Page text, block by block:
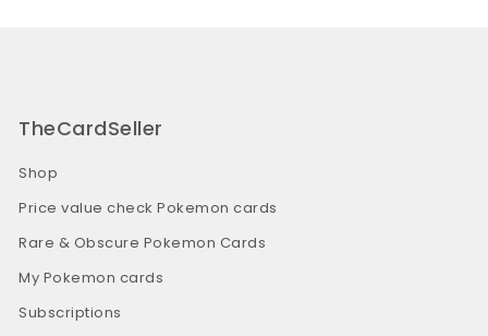
TheCardSeller
Shop
Price value check Pokemon cards
Rare & Obscure Pokemon Cards
My Pokemon cards
Subscriptions